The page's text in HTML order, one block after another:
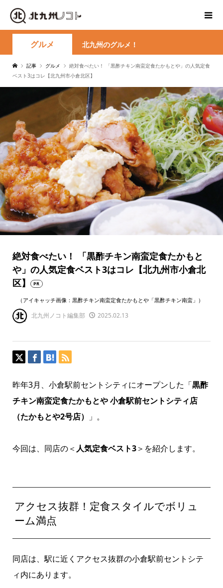
グルメ 北九州のグルメ！
記事 グルメ
絶対食べたい！ 「黒酢チキン南蛮定食たかもとや」の人気定食
ベスト3はコレ【北九州市小倉北区】
絶対食べたい！ 「黒酢チキン南蛮定食たかもと
や」の人気定食ベスト3はコレ【北九州市小倉北
区】
PR
（アイキャッチ画像：黒酢チキン南蛮定食たかもとや「黒酢チキン南蛮」）
北九州ノコト編集部 2025.02.13
昨年3月、小倉駅前セントシティにオープンした「黒酢
チキン南蛮定食たかもとや 小倉駅前セントシティ店
（たかもとや2号店）
」。
今回は、同店の＜ 人気定食ベスト3＞を紹介します。
アクセス抜群！定食スタイルでボリュ
ーム満点
同店は、駅に近くアクセス抜群の小倉駅前セントシテ
ィ内にあります。